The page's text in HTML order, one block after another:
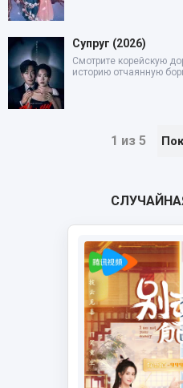
Супруг (2026)
Смотрите корейскую
историю отчаянную
1 из 5